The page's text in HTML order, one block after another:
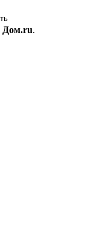
Дом.ru.